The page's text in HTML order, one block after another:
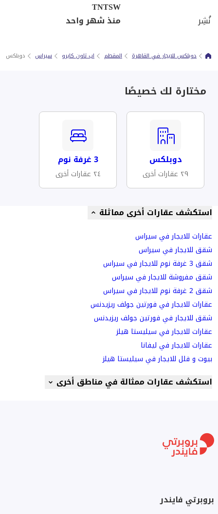
TNTSW
نُشِر
منذ شهر واحد
دوبلكس للايجار في القاهرة المقطم اب تاون كايرو سيراس دوبلكس
مختارة لك خصيصًا
دوبلكس
٢٩ عقارات أخرى
3 غرفة نوم
٢٤ عقارات أخرى
استكشف عقارات أخرى مماثلة
عقارات للايجار في سيراس
شقق للايجار في سيراس
شقق 3 غرفة نوم للايجار في سيراس
شقق مفروشة للايجار في سيراس
شقق 2 غرفة نوم للايجار في سيراس
عقارات للايجار في فورتين جولف ريزيدنس
شقق للايجار في فورتين جولف ريزيدنس
عقارات للايجار في سيليستا هيلز
عقارات للايجار في ليفانا
بيوت و فلل للايجار في سيليستا هيلز
استكشف عقارات ممثالة في مناطق أخرى
بروبرتي فايندر